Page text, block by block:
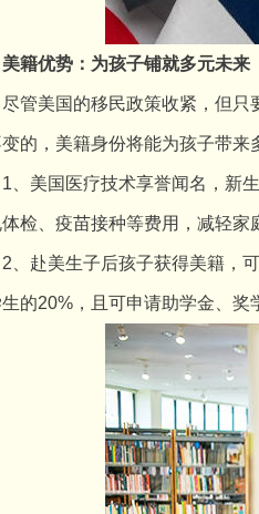
美籍优势：为孩子铺就多元未来
美国的移民政策收紧，但只要
的，美籍身份将能为孩子带来
美国医疗技术享誉闻名，新生
检、疫苗接种等费用，减轻家
赴美生子后孩子获得美籍，可
生的20%，且可申请助学金、奖